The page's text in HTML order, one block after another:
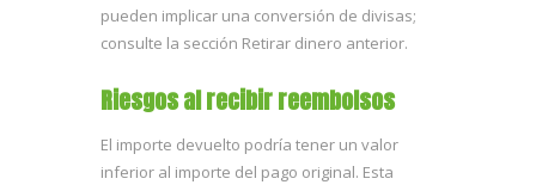
pueden implicar una conversión de divisas;
consulte la sección Retirar dinero anterior.
Riesgos al recibir reembolsos
El importe devuelto podría tener un valor
inferior al importe del pago original. Esta